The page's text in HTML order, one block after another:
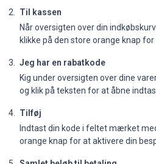
Til kassen
Når oversigten over din
klikke på den store orange knap
Jeg har en rabatkode
Kig under oversigten over dine
og klik på teksten for at åbne
Tilføj
Indtast din kode i feltet mærket
orange knap for at aktivere din